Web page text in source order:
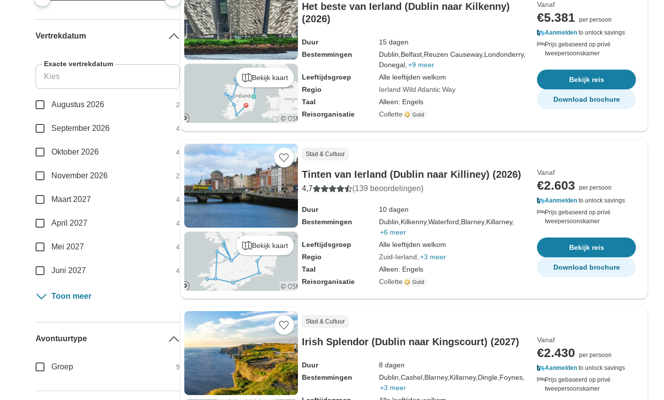
Bekijk kaart
Het beste van Ierland (Dublin naar Kilkenny)
(2026)
Duur
15 dagen
Bestemmingen
Dublin, Belfast, Reuzen Causeway, Londonderry,
Donegal, +9 meer
Leeftijdsgroep
Alle leeftijden welkom
Regio
Ierland Wild Atlantic Way
Taal
Alleen: Engels
Reisorganisatie
Collette
Vanaf
€5.381 per persoon
Aanmelden to unlock savings
Prijs gebaseerd op privé
tweepersoonskamer
Bekijk reis
Download brochure
Bekijk kaart
Stad & Cultuur
Tinten van Ierland (Dublin naar Killiney) (2026)
4,7 (139 beoordelingen)
Duur
10 dagen
Bestemmingen
Dublin, Kilkenny,Waterford, Blarney, Killarney,
+6 meer
Leeftijdsgroep
Alle leeftijden welkom
Regio
Zuid-Ierland +3 meer
Taal
Alleen: Engels
Reisorganisatie
Collette
Vanaf
€2.603
per persoon
Aanmelden to unlock savings
Prijs gebaseerd op privé
tweepersoonskamer
Bekijk reis
Download brochure
Stad & Cultuur
Irish Splendor (Dublin naar Kingscourt) (2027)
Duur
8 dagen
Bestemmingen
Dublin, Cashel, Blarney, Killarney, Dingle, Foynes,
+3 meer
Vanaf
€2.430
per persoon
Aanmelden to unlock savings
Prijs gebaseerd op privé
tweepersoonskamer
Vertrekdatum
Exacte vertrekdatum
Augustus 2026 2
September 2026 4
Oktober 2026 4
November 2026 2
Maart 2027 4
April 2027 4
Mei 2027 4
Juni 2027 4
Toon meer
Avontuurtype
Groep 9